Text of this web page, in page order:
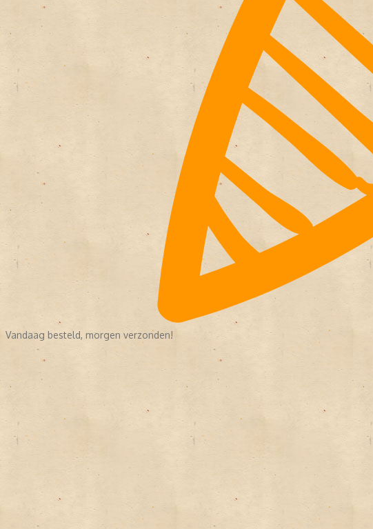
Vandaag besteld, morgen verzonden!